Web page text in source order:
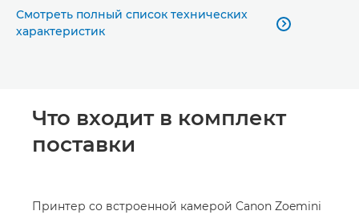
Смотреть полный список технических
характеристик

Что входит в комплект
поставки
Принтер со встроенной камерой Canon Zoemini